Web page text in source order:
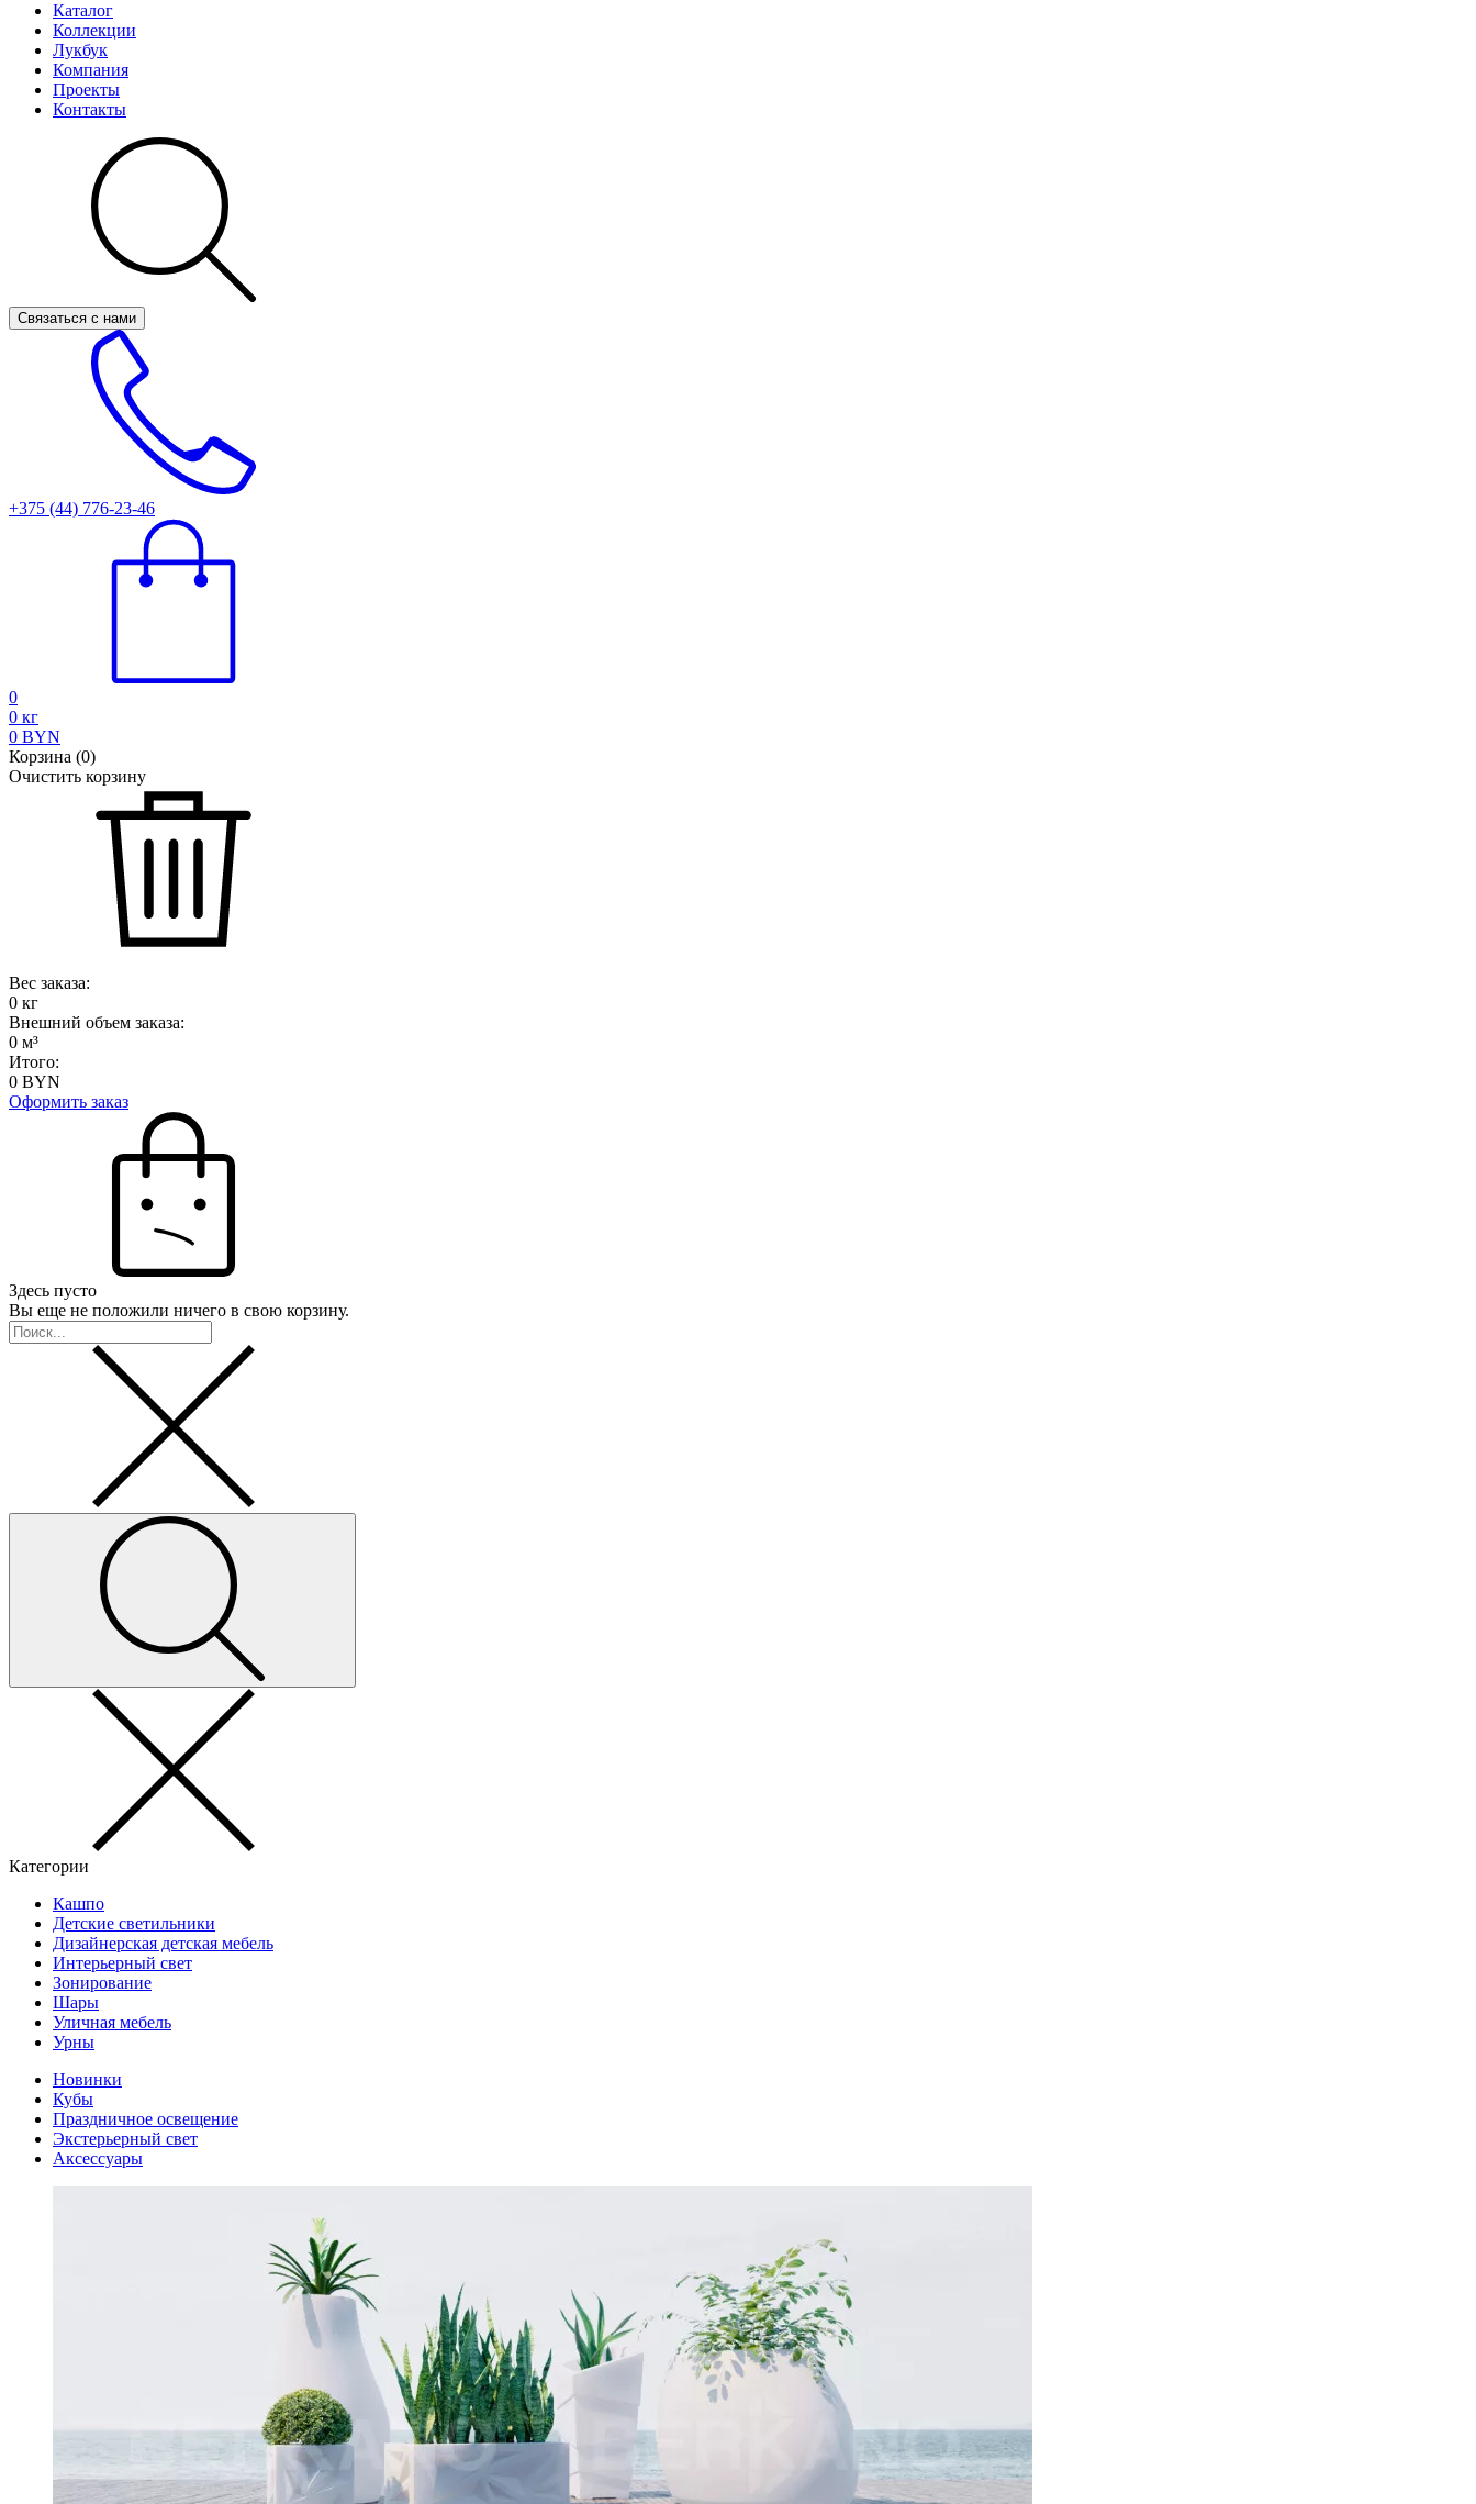
Каталог
Коллекции
Лукбук
Компания
Проекты
Контакты
Связаться с нами
+375 (44) 776-23-46
0
0 кг
0 BYN
Корзина (0)
Очистить корзину
Вес заказа:
0 кг
Внешний объем заказа:
0 м³
Итого:
0 BYN
Оформить заказ
Здесь пусто
Вы еще не положили ничего в свою корзину.
Категории
Кашпо
Детские светильники
Дизайнерская детская мебель
Интерьерный свет
Зонирование
Шары
Уличная мебель
Урны
Новинки
Кубы
Праздничное освещение
Экстерьерный свет
Аксессуары